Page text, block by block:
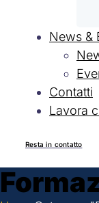
News &
Contatti
Lavora
Resta in contatto